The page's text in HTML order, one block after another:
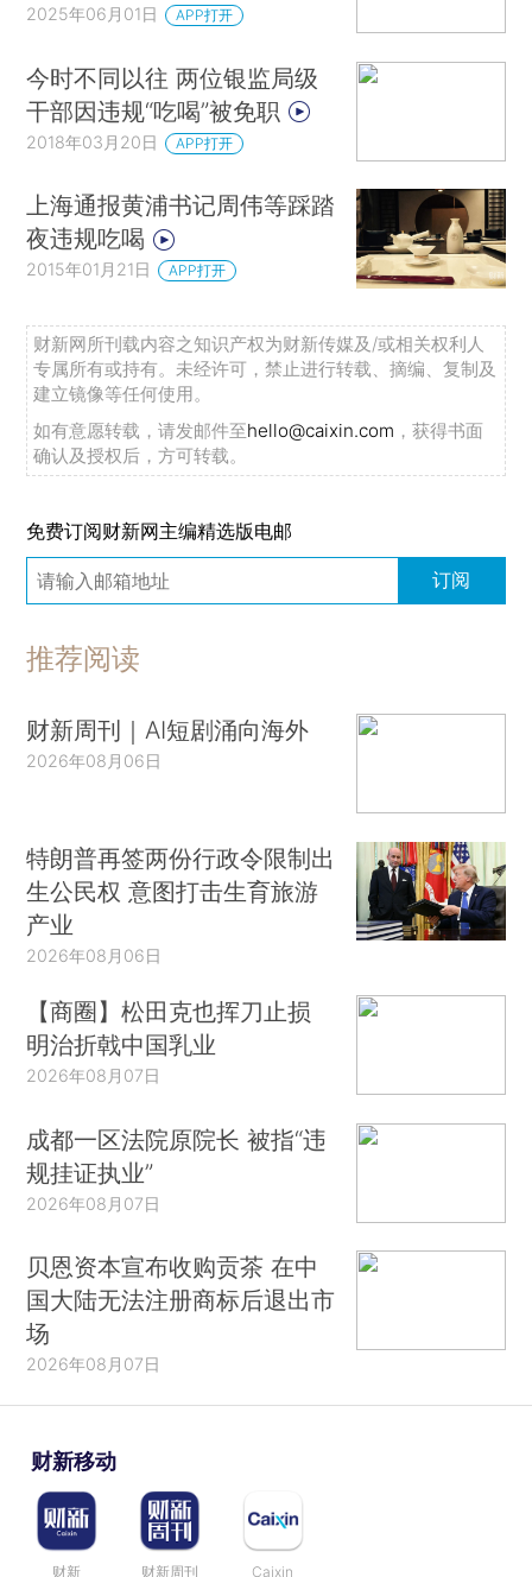
2025年06月01日 APP打开
今时不同以往 两位银监局级
干部因违规“吃喝”被免职
2018年03月20日 APP打开
上海通报黄浦书记周伟等踩踏
夜违规吃喝
2015年01月21日 APP打开
财新网所刊载内容之知识产权为财新传媒及/或相关权利人
专属所有或持有。未经许可，禁止进行转载、摘编、复制及
建立镜像等任何使用。
如有意愿转载，请发邮件至hello@caixin.com ，获得书面
确认及授权后，方可转载。
免费订阅财新网主编精选版电邮
订阅
推荐阅读
财新周刊｜AI短剧涌向海外
2026年08月06日
特朗普再签两份行政令限制出
生公民权 意图打击生育旅游
产业
2026年08月06日
【商圈】松田克也挥刀止损
明治折戟中国乳业
2026年08月07日
成都一区法院原院长 被指“违
规挂证执业”
2026年08月07日
贝恩资本宣布收购贡茶 在中
国大陆无法注册商标后退出市
场
2026年08月07日
财新移动
财新 财新周刊 Caixin